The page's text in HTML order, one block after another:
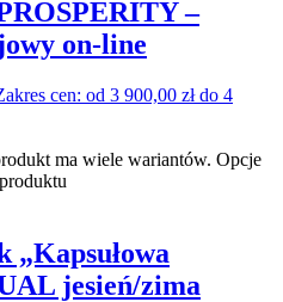
–
on-line
cen: od 3 900,00 zł do 4
ma wiele wariantów. Opcje
„Kapsułowa
jesień/zima